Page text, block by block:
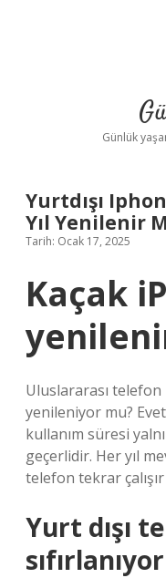
Günlük
Yurtdışı
Yıl Yenilenir
Tarih: Ocak 17, 2025
Kaçak
Uluslararası telefon
yenileniyor mu?
kullanım süresi
geçerlidir. Her yıl
telefon tekrar
Yurt dışı